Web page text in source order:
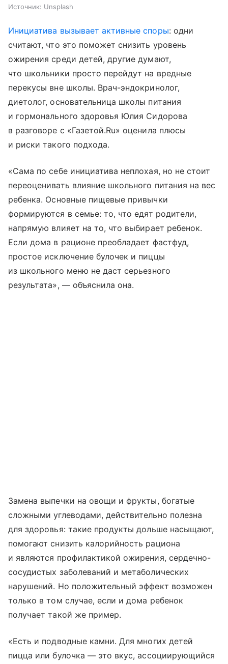
Источник: Unsplash
Инициатива вызывает активные споры: одни
считают, что это поможет снизить уровень
ожирения среди детей, другие думают,
что школьники просто перейдут на вредные
перекусы вне школы. Врач-эндокринолог,
диетолог, основательница школы питания
и гормонального здоровья Юлия Сидорова
в разговоре с «Газетой.Ru» оценила плюсы
и риски такого подхода.
«Сама по себе инициатива неплохая, но не стоит
переоценивать влияние школьного питания на вес
ребенка. Основные пищевые привычки
формируются в семье: то, что едят родители,
напрямую влияет на то, что выбирает ребенок.
Если дома в рационе преобладает фастфуд,
простое исключение булочек и пиццы
из школьного меню не даст серьезного
результата», — объяснила она.
Замена выпечки на овощи и фрукты, богатые
сложными углеводами, действительно полезна
для здоровья: такие продукты дольше насыщают,
помогают снизить калорийность рациона
и являются профилактикой ожирения, сердечно-
сосудистых заболеваний и метаболических
нарушений. Но положительный эффект возможен
только в том случае, если и дома ребенок
получает такой же пример.
«Есть и подводные камни. Для многих детей
пицца или булочка — это вкус, ассоциирующийся